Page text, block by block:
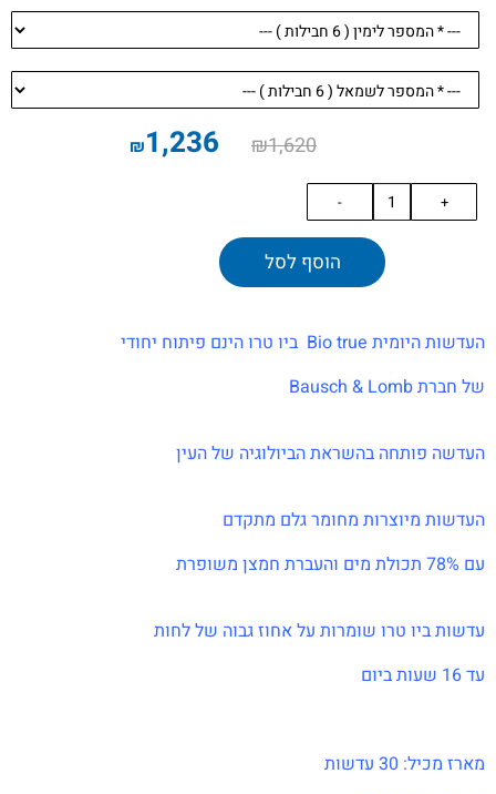
₪1,620
₪1,236
הוסף לסל
העדשות היומית Bio true ביו טרו הינם פיתוח יחודי
של חברת Bausch & Lomb
העדשה פותחה בהשראת הביולוגיה של העין
העדשות מיוצרות מחומר גלם מתקדם
עם 78% תכולת מים והעברת חמצן משופרת
עדשות ביו טרו שומרות על אחוז גבוה של לחות
עד 16 שעות ביום
מארז מכיל: 30 עדשות